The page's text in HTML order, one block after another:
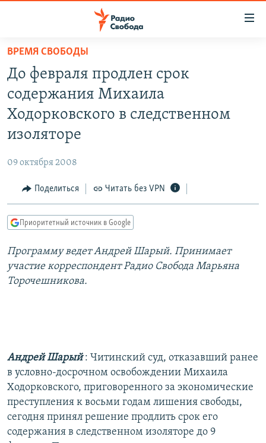
упрощенного
доступа
основному
содержанию
навигации
Вернутся
ПРОГРАММЫ
ПОДКАСТЫ
АВТОРСКИЕ ПРОЕКТЫ
КУЛЬТУРА
IDEL.РЕАЛИИ
КАВКАЗ.РЕАЛИИ
СИБИРЬ.РЕАЛИИ
РАСПИСАНИЕ ВЕЩАНИЯ
Все сайты РСЕ/РС
ВРЕМЯ СВОБОДЫ
До февраля продлен срок
содержания Михаила
Ходорковского в следственном
изоляторе
09 октября 2008
Поделиться Читать без VPN
Приоритетный источник в Google
Программу ведет Андрей Шарый. Принимает
участие корреспондент Радио Свобода Марьяна
Торочешникова.
Андрей Шарый: Читинский суд, отказавший ранее
в условно-досрочном освобождении Михаила
Ходорковского, приговоренного за экономические
преступления к восьми годам лишения свободы,
сегодня принял решение продлить срок его
содержания в следственном изоляторе до 9